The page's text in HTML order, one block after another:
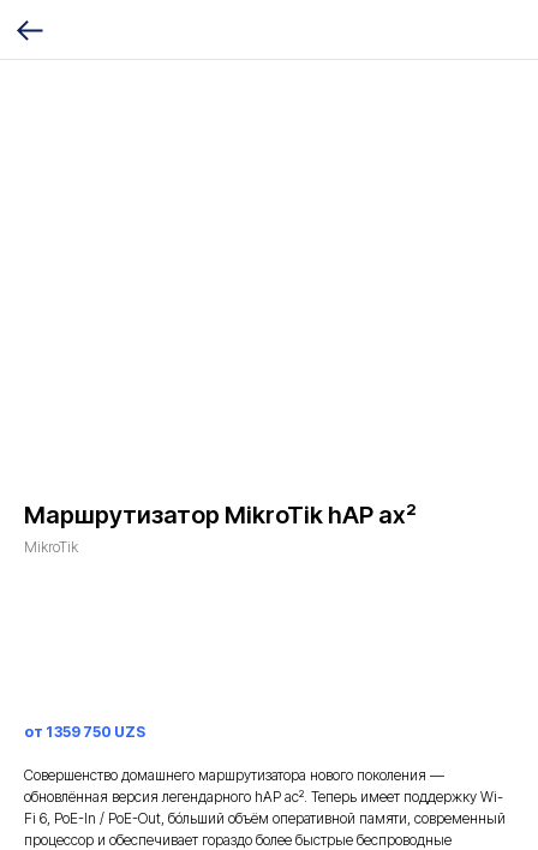
Маршрутизатор MikroTik hAP ax²
MikroTik
от 1 359 750 UZS
Совершенство домашнего маршрутизатора нового поколения —
обновлённая версия легендарного hAP ac². Теперь имеет поддержку Wi-
Fi 6, PoE-In / PoE-Out, бóльший объём оперативной памяти, современный
процессор и обеспечивает гораздо более быстрые беспроводные